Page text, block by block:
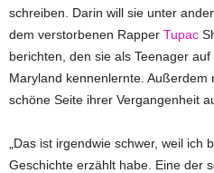
schreiben. Darin will sie unter
dem verstorbenen Rapper Tupac
berichten, den sie als Teenager
Maryland kennenlernte. Außerdem
schöne Seite ihrer Vergangenheit
„Das ist irgendwie schwer, weil ich
Geschichte erzählt habe. Eine der